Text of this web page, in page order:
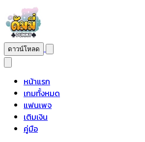
ดาวน์โหลด
หน้าแรก
เกมทั้งหมด
แฟนเพจ
เติมเงิน
คู่มือ